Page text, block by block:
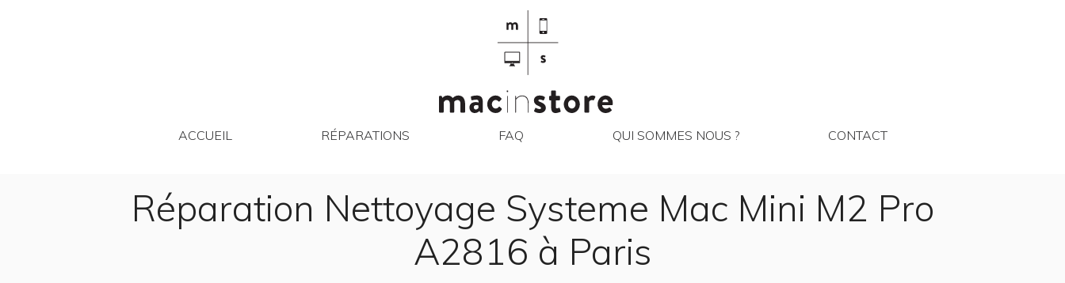
ACCUEIL RÉPARATIONS FAQ QUI SOMMES NOUS ? CONTACT
Réparation Nettoyage Systeme Mac Mini M2 Pro
A2816 à Paris